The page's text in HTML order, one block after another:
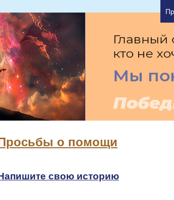
Вы можете узнать основные
о помощи
свою историю